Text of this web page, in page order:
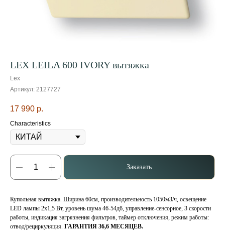
LEX LEILA 600 IVORY вытяжка
Lex
Артикул: 2127727
17 990 р.
Characteristics
Заказать
Купольная вытяжка. Ширина 60см, производительность 1050м3/ч, освещение
LED лампы 2х1,5 Вт, уровень шума 46-54дб, управление-сенсорное, 3 скорости
работы, индикация загрязнения фильтров, таймер отключения, режим работы:
отвод/рециркуляция. ГАРАНТИЯ 36,6 МЕСЯЦЕВ.